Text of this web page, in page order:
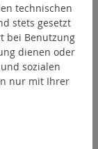
technischen
stets gesetzt
bei Benutzung
dienen oder
sozialen
nur mit Ihrer